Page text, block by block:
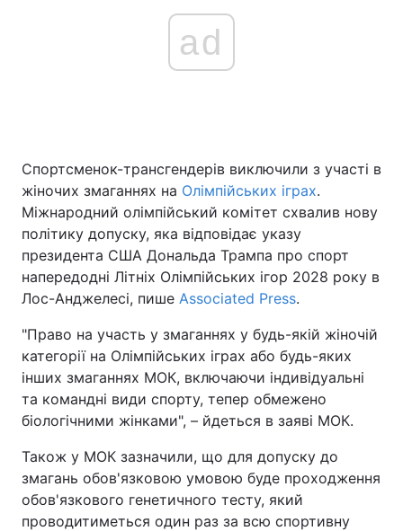
ad
Спортсменок-трансгендерів виключили з участі в
жіночих змаганнях на Олімпійських іграх.
Міжнародний олімпійський комітет схвалив нову
політику допуску, яка відповідає указу
президента США Дональда Трампа про спорт
напередодні Літніх Олімпійських ігор 2028 року в
Лос-Анджелесі, пише Associated Press.
"Право на участь у змаганнях у будь-якій жіночій
категорії на Олімпійських іграх або будь-яких
інших змаганнях МОК, включаючи індивідуальні
та командні види спорту, тепер обмежено
біологічними жінками", – йдеться в заяві МОК.
Також у МОК зазначили, що для допуску до
змагань обов'язковою умовою буде проходження
обов'язкового генетичного тесту, який
проводитиметься один раз за всю спортивну